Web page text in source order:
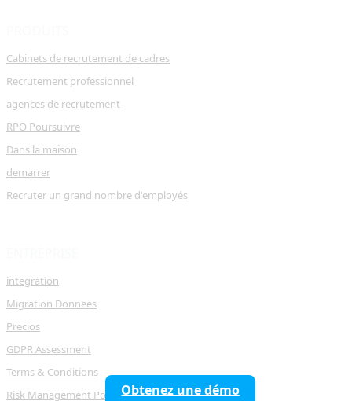
Cabinets de recrutement de cadres
Recrutement professionnel
agences de recrutement
RPO Poursuivre
Dans la maison
demarrer
Recruter un grand nombre d'employés
integration
Migration Donnees
Precios
GDPR Assessment
Terms & Conditions
Risk Management Policy Obtenez une démo